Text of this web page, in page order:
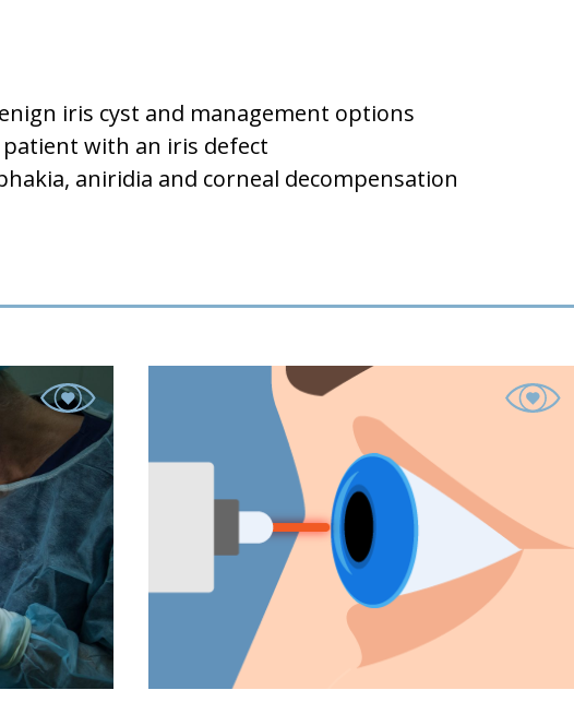
iris cyst and management options
with an iris defect
aniridia and corneal decompensation